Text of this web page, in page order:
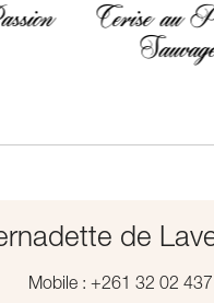
Cerise au Poivre
Sauvage
de
Mobile : +261 32 02